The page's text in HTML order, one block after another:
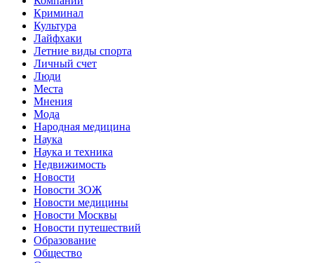
Криминал
Культура
Лайфхаки
Летние виды спорта
Личный счет
Люди
Места
Мнения
Мода
Народная медицина
Наука
Наука и техника
Недвижимость
Новости
Новости ЗОЖ
Новости медицины
Новости Москвы
Новости путешествий
Образование
Общество